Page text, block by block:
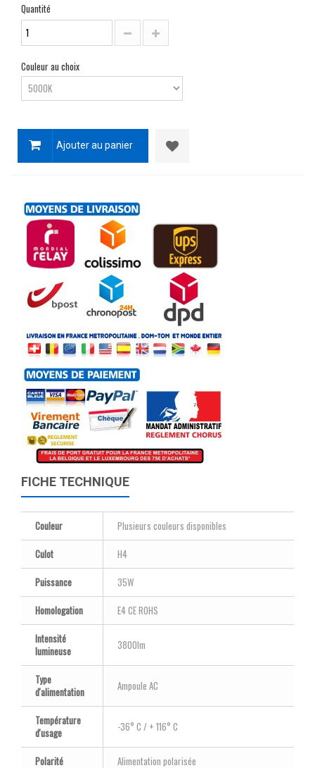
Quantité
Couleur au choix
Ajouter au panier
FICHE TECHNIQUE
Couleur
Plusieurs couleurs disponibles
Culot
H4
Puissance
35W
Homologation
E4 CE ROHS
Intensité
lumineuse
3800lm
Type
d'alimentation
Ampoule AC
Température
d'usage
-36° C / + 116° C
Polarité Alimentation polarisée